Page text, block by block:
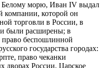
Белому морю, Иван IV выдал
компании, которой он
торговли в России, в
были расширены; в
право беспошлинной
государства городах:
право чеканки
дворах России. Царское